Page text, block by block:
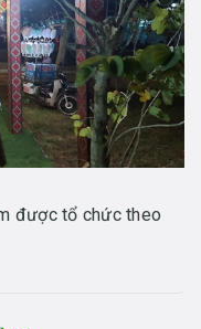
được tổ chức theo